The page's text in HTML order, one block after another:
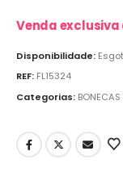
Venda
Disponibilidade:
REF: FL15324
Categorias: